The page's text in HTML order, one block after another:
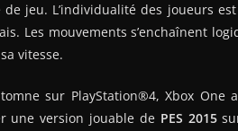
jeu. L’individualité des joueurs
Les mouvements s’enchaînent
vitesse.
sur PlayStation®4, Xbox One
une version jouable de PES 2015